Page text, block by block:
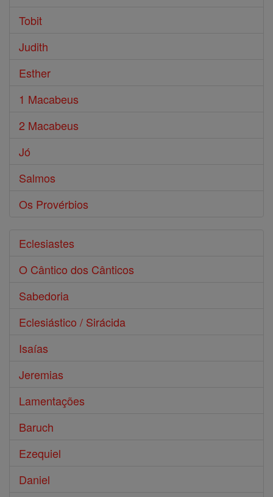
Tobit
Judith
Esther
1 Macabeus
2 Macabeus
Jó
Salmos
Os Provérbios
Eclesiastes
O Cântico dos Cânticos
Sabedoria
Eclesiástico / Sirácida
Isaías
Jeremias
Lamentações
Baruch
Ezequiel
Daniel